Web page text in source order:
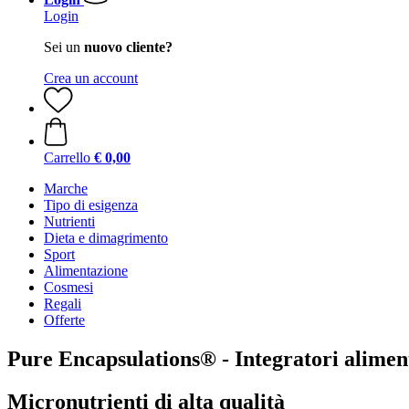
Login
Sei un nuovo cliente?
Crea un account
Carrello € 0,00
Marche
Tipo di esigenza
Nutrienti
Dieta e dimagrimento
Sport
Alimentazione
Cosmesi
Regali
Offerte
Pure Encapsulations® - Integratori
Micronutrienti di alta qualità